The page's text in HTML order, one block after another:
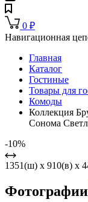
0 ₽
Навигационная
Главная
Каталог
Гостиные
Товары для
Комоды
Коллекция
Сонома
-10%
1351(ш) x 910(в) x
Фотографии